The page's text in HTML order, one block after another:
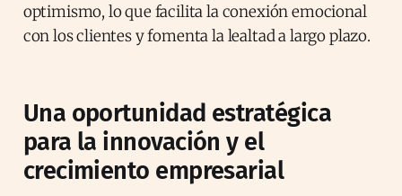
optimismo, lo que facilita la conexión emocional
con los clientes y fomenta la lealtad a largo plazo.
Una oportunidad estratégica
para la innovación y el
crecimiento empresarial